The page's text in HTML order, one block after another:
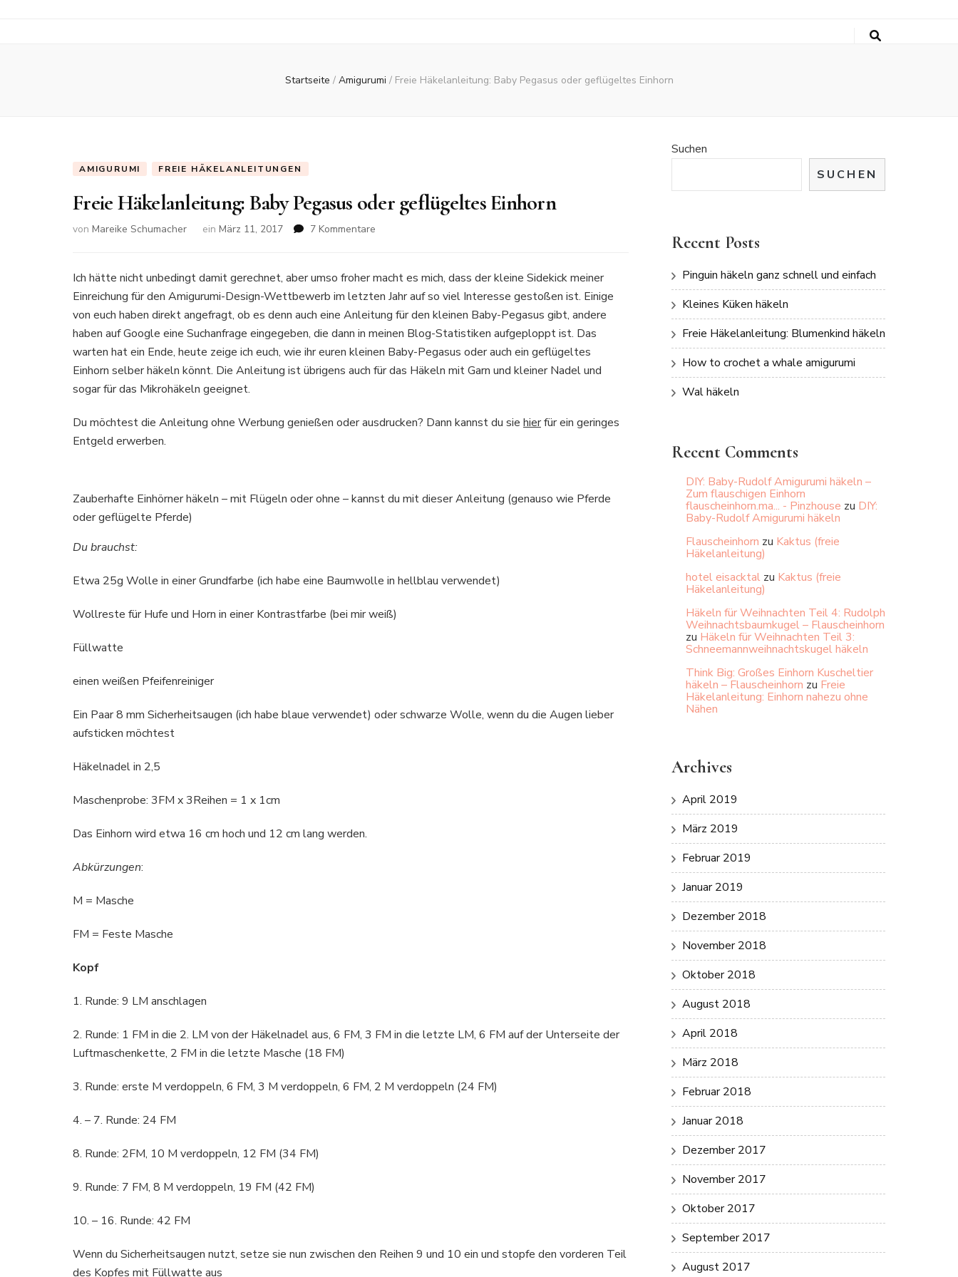
Startseite / Amigurumi / Freie Häkelanleitung: Baby Pegasus oder geflügeltes Einhorn
AMIGURUMI FREIE HÄKELANLEITUNGEN
Freie Häkelanleitung: Baby Pegasus oder geflügeltes Einhorn
von Mareike Schumacher ein März 11, 2017 7 Kommentare
Baby
oder
geflügeltes
Einhorn
Ich hätte nicht unbedingt damit gerechnet, aber umso froher macht es mich, dass der kleine Sidekick meiner
Einreichung für den Amigurumi-Design-Wettbewerb im letzten Jahr auf so viel Interesse gestoßen ist. Einige
von euch haben direkt angefragt, ob es denn auch eine Anleitung für den kleinen Baby-Pegasus gibt, andere
haben auf Google eine Suchanfrage eingegeben, die dann in meinen Blog-Statistiken aufgeploppt ist. Das
warten hat ein Ende, heute zeige ich euch, wie ihr euren kleinen Baby-Pegasus oder auch ein geflügeltes
Einhorn selber häkeln könnt. Die Anleitung ist übrigens auch für das Häkeln mit Garn und kleiner Nadel und
sogar für das Mikrohäkeln geeignet.
Du möchtest die Anleitung ohne Werbung genießen oder ausdrucken? Dann kannst du sie hierfür ein geringes
Entgeld erwerben.
Zauberhafte Einhörner häkeln – mit Flügeln oder ohne – kannst du mit dieser Anleitung (genauso wie Pferde
oder geflügelte Pferde)
Du brauchst:
Etwa 25g Wolle in einer Grundfarbe (ich habe eine Baumwolle in hellblau verwendet)
Wollreste für Hufe und Horn in einer Kontrastfarbe (bei mir weiß)
Füllwatte
einen weißen Pfeifenreiniger
Ein Paar 8 mm Sicherheitsaugen (ich habe blaue verwendet) oder schwarze Wolle, wenn du die Augen lieber
aufsticken möchtest
Häkelnadel in 2,5
Maschenprobe: 3FM x 3Reihen = 1 x 1cm
Das Einhorn wird etwa 16 cm hoch und 12 cm lang werden.
Abkürzungen:
M = Masche
FM = Feste Masche
Kopf
1. Runde: 9 LM anschlagen
2. Runde: 1 FM in die 2. LM von der Häkelnadel aus, 6 FM, 3 FM in die letzte LM, 6 FM auf der Unterseite der
Luftmaschenkette, 2 FM in die letzte Masche (18 FM)
3. Runde: erste M verdoppeln, 6 FM, 3 M verdoppeln, 6 FM, 2 M verdoppeln (24 FM)
4. – 7. Runde: 24 FM
8. Runde: 2FM, 10 M verdoppeln, 12 FM (34 FM)
9. Runde: 7 FM, 8 M verdoppeln, 19 FM (42 FM)
10. – 16. Runde: 42 FM
Wenn du Sicherheitsaugen nutzt, setze sie nun zwischen den Reihen 9 und 10 ein und stopfe den vorderen Teil
des Kopfes mit Füllwatte aus
Suchen
SUCHEN
Recent Posts
Pinguin häkeln ganz schnell und einfach
Kleines Küken häkeln
Freie Häkelanleitung: Blumenkind häkeln
How to crochet a whale amigurumi
Wal häkeln
Recent Comments
DIY: Baby-Rudolf Amigurumi häkeln –
Zum flauschigen Einhorn
flauscheinhorn.ma... - Pinzhouse zu DIY:
Baby-Rudolf Amigurumi häkeln
Flauscheinhorn zu Kaktus (freie
Häkelanleitung)
hotel eisacktal zu Kaktus (freie
Häkelanleitung)
Häkeln für Weihnachten Teil 4: Rudolph
Weihnachtsbaumkugel – Flauscheinhorn
zu Häkeln für Weihnachten Teil 3:
Schneemannweihnachtskugel häkeln
Think Big: Großes Einhorn Kuscheltier
häkeln – Flauscheinhorn zu Freie
Häkelanleitung: Einhorn nahezu ohne
Nähen
Archives
April 2019
März 2019
Februar 2019
Januar 2019
Dezember 2018
November 2018
Oktober 2018
August 2018
April 2018
März 2018
Februar 2018
Januar 2018
Dezember 2017
November 2017
Oktober 2017
September 2017
August 2017